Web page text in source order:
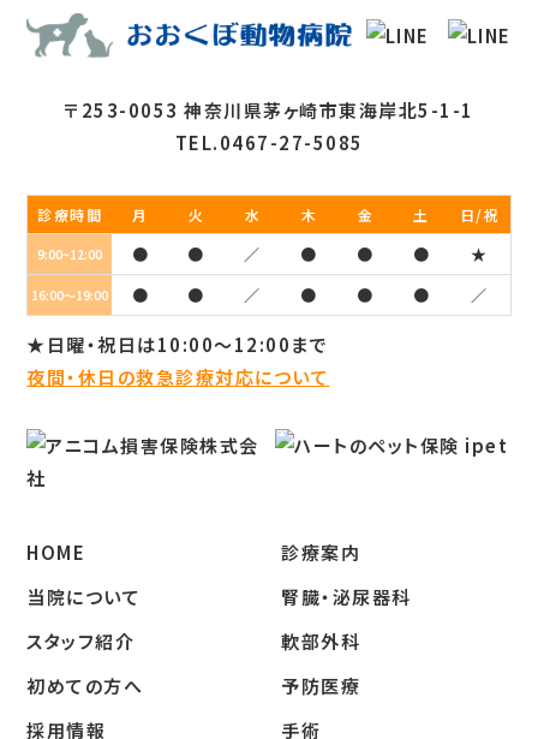
〒253-0053 神奈川県茅ヶ崎市東海岸北5-1-1
TEL.0467-27-5085
診療時間 月 火 水 木 金 土 日/祝
9:00~12:00 ● ● ／ ● ● ● ★
16:00～19:00 ● ● ／ ● ● ● ／
★日曜・祝日は10:00～12:00まで
夜間・休日の救急診療対応について
HOME
当院について
スタッフ紹介
初めての方へ
採用情報
診療案内
腎臓・泌尿器科
軟部外科
予防医療
手術